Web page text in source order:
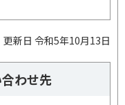
更新日 令和5年10月13日
わせ先